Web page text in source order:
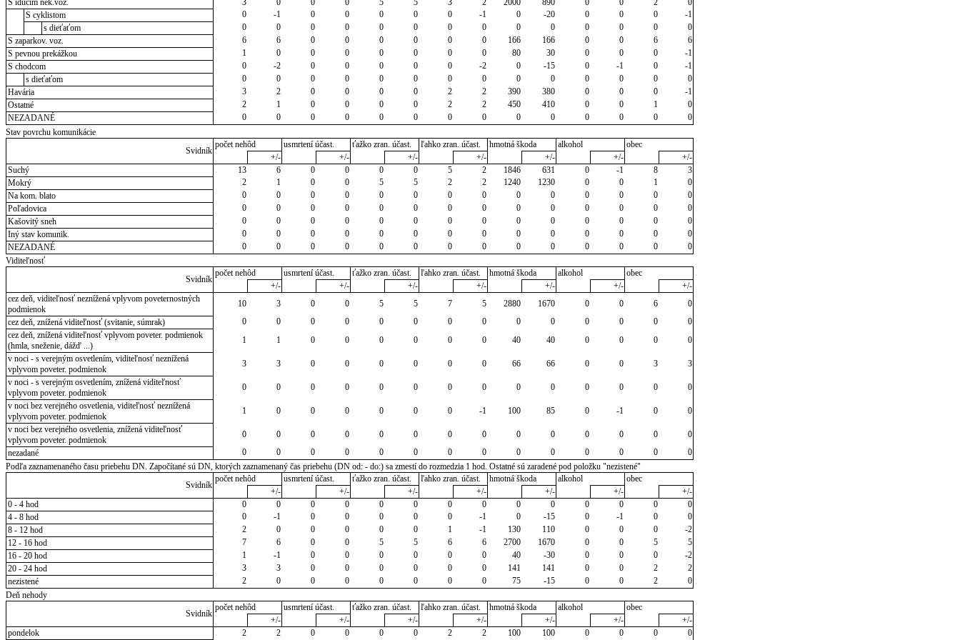
S idúcim nek.voz.
3 0 0 0 5 5 3 2 2000 890 0 0 2
0
S cyklistom
0 -1 0 0 0 0 0 -1 0 -20 0 0 0
-1
s dieťaťom
0 0 0 0 0 0 0 0 0 0 0 0 0
0
S zaparkov. voz.
6 6 0 0 0 0 0 0 166 166 0 0 6
6
S pevnou prekážkou
1 0 0 0 0 0 0 0 80 30 0 0 0
-1
S chodcom
0 -2 0 0 0 0 0 -2 0 -15 0 -1 0
-1
s dieťaťom
0 0 0 0 0 0 0 0 0 0 0 0 0
0
Havária
3 2 0 0 0 0 2 2 390 380 0 0 0
-1
Ostatné
2 1 0 0 0 0 2 2 450 410 0 0 1
0
NEZADANÉ
0 0 0 0 0 0 0 0 0 0 0 0 0
0
Stav povrchu komunikácie
Svidník
počet nehôd usmrtení účast. ťažko zran. účast. ľahko zran. účast. hmotná škoda alkohol
obec
+/-
+/- +/- +/- +/- +/-
+/-
Suchý
13 6 0 0 0 0 5 2 1846 631 0 -1 8
3
Mokrý
2 1 0 0 5 5 2 2 1240 1230 0 0 1
0
Na kom. blato
0 0 0 0 0 0 0 0 0 0 0 0 0
0
Poľadovica
0 0 0 0 0 0 0 0 0 0 0 0 0
0
Kašovitý sneh
0 0 0 0 0 0 0 0 0 0 0 0 0
0
Iný stav komunik.
0 0 0 0 0 0 0 0 0 0 0 0 0
0
NEZADANÉ
0 0 0 0 0 0 0 0 0 0 0 0 0
0
Viditeľnosť
Svidník
počet nehôd usmrtení účast. ťažko zran. účast. ľahko zran. účast. hmotná škoda alkohol
obec
+/-
+/- +/- +/- +/- +/-
+/-
cez deň, viditeľnosť neznížená vplyvom poveternostných
podmienok
10 3 0 0 5 5 7 5 2880 1670 0 0 6
0
cez deň, znížená viditeľnosť (svitanie, súmrak)
0 0 0 0 0 0 0 0 0 0 0 0 0
0
cez deň, znížená viditeľnosť vplyvom poveter. podmienok
(hmla, sneženie, dážď ...)
1 1 0 0 0 0 0 0 40 40 0 0 0
0
v noci - s verejným osvetlením, viditeľnosť neznížená
vplyvom poveter. podmienok
3 3 0 0 0 0 0 0 66 66 0 0 3
3
v noci - s verejným osvetlením, znížená viditeľnosť
vplyvom poveter. podmienok
0 0 0 0 0 0 0 0 0 0 0 0 0
0
v noci bez verejného osvetlenia, viditeľnosť neznížená
vplyvom poveter. podmienok
1 0 0 0 0 0 0 -1 100 85 0 -1 0
0
v noci bez verejného osvetlenia, znížená viditeľnosť
vplyvom poveter. podmienok
0 0 0 0 0 0 0 0 0 0 0 0 0
0
nezadané
0 0 0 0 0 0 0 0 0 0 0 0 0
0
Podľa zaznamenaného času priebehu DN. Započítané sú DN, ktorých zaznamenaný čas priebehu (DN od: - do:) sa zmestí do rozmedzia 1 hod. Ostatné sú zaradené pod položku "nezistené"
Svidník
počet nehôd usmrtení účast. ťažko zran. účast. ľahko zran. účast. hmotná škoda alkohol
obec
+/-
+/- +/- +/- +/- +/-
+/-
0 - 4 hod
0 0 0 0 0 0 0 0 0 0 0 0 0
0
4 - 8 hod
0 -1 0 0 0 0 0 -1 0 -15 0 -1 0
0
8 - 12 hod
2 0 0 0 0 0 1 -1 130 110 0 0 0
-2
12 - 16 hod
7 6 0 0 5 5 6 6 2700 1670 0 0 5
5
16 - 20 hod
1 -1 0 0 0 0 0 0 40 -30 0 0 0
-2
20 - 24 hod
3 3 0 0 0 0 0 0 141 141 0 0 2
2
nezistené
2 0 0 0 0 0 0 0 75 -15 0 0 2
0
Deň nehody
Svidník
počet nehôd usmrtení účast. ťažko zran. účast. ľahko zran. účast. hmotná škoda alkohol
obec
+/-
+/- +/- +/- +/- +/-
+/-
pondelok
2 2 0 0 0 0 2 2 100 100 0 0 0 0